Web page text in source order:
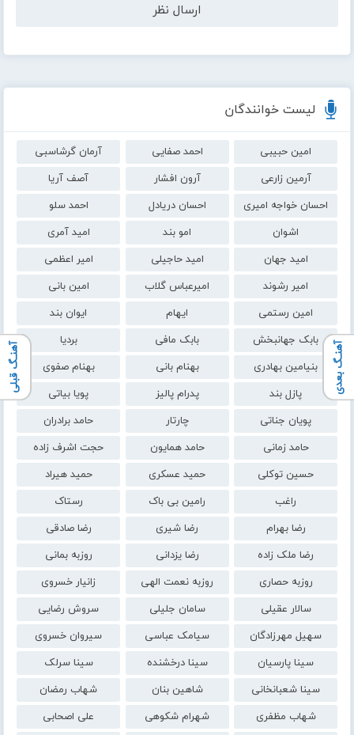
لیست خوانندگان
امین حبیبی احمد صفایی
آرمان گرشاسبی
آرمین زارعی
آرون افشار
آصف آریا
احسان خواجه امیری
احسان دریادل
احمد سلو
اشوان
امو بند
امید آمری
امید جهان
امید حاجیلی
امیر اعظمی
امیر رشوند
امیرعباس گلاب
امین بانی
امین رستمی
ایهام
ایوان بند
بابک جهانبخش
بابک مافی
بردیا
بنیامین بهادری
بهنام بانی
بهنام صفوی
پازل بند
پدرام پالیز
پویا بیاتی
پویان جناتی
چارتار
حامد برادران
حامد زمانی
حامد همایون
حجت اشرف زاده
حسین توکلی
حمید عسکری
حمید هیراد
راغب
رامین بی باک
رستاک
رضا بهرام
رضا شیری
رضا صادقی
رضا ملک زاده
رضا یزدانی
روزبه بمانی
روزبه حصاری
روزبه نعمت الهی
زانیار خسروی
سالار عقیلی
سامان جلیلی
سروش رضایی
سهیل مهرزادگان
سیامک عباسی
سیروان خسروی
سینا پارسیان
سینا درخشنده
سینا سرلک
سینا شعبانخانی
شاهین بنان
شهاب رمضان
شهاب مظفری
شهرام شکوهی
علی اصحابی
آهنـگ بعدی آهنـگ قبلی